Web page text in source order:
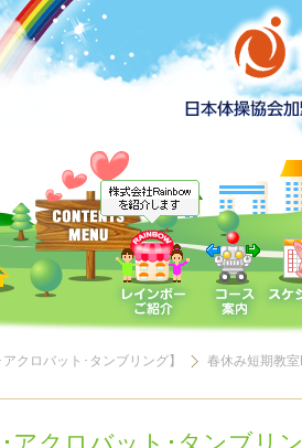
クロバット･タンブリング】 春休み短期教